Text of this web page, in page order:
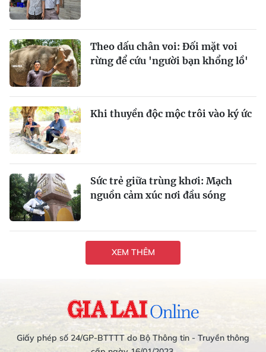
Theo dấu chân voi: Đối mặt voi
rừng để cứu 'người bạn khổng lồ'
Khi thuyền độc mộc trôi vào ký ức
Sức trẻ giữa trùng khơi: Mạch
nguồn cảm xúc nơi đầu sóng
XEM THÊM
Giấy phép số 24/GP-BTTTT do Bộ Thông tin - Truyền thông